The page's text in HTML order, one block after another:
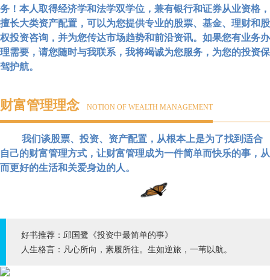
务！本人取得经济学和法学双学位，兼有银行和证券从业资格，
擅长大类资产配置，可以为您提供专业的股票、基金、理财和股
权投资咨询，并为您传达市场趋势和前沿资讯。如果您有业务办
理需要，请您随时与我联系，我将竭诚为您服务，为您的投资保
驾护航。
财富管理理念 NOTION OF WEALTH MANAGEMENT
我们谈股票、投资、资产配置，从根本上是为了找到适合
自己的财富管理方式，让财富管理成为一件简单而快乐的事，从
而更好的生活和关爱身边的人。
好书推荐：邱国鹭《投资中最简单的事》
人生格言：凡心所向，素履所往。生如逆旅，一苇以航。